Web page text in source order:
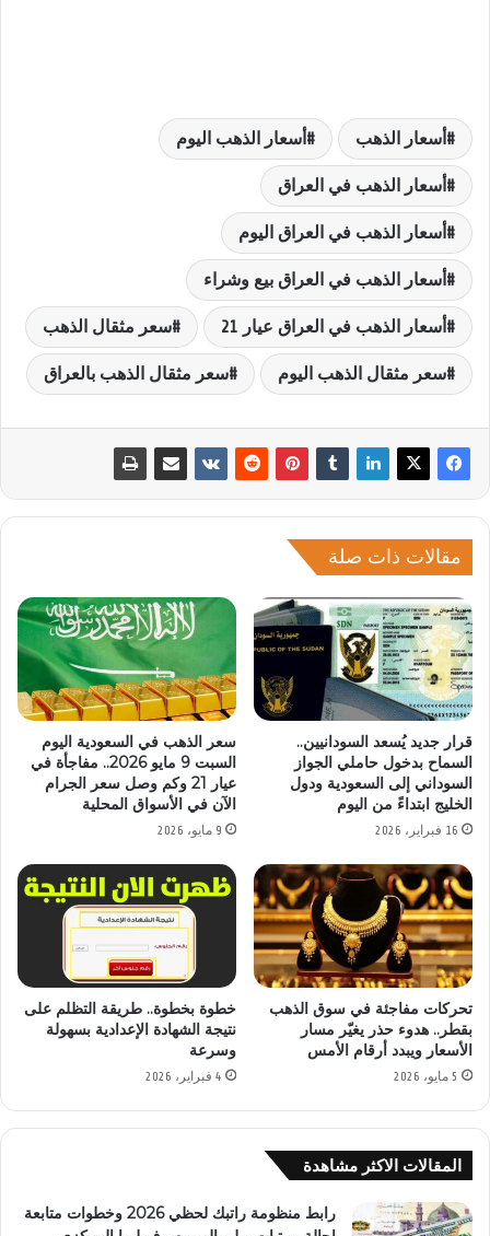
أسعار الذهب أسعار الذهب اليوم
أسعار الذهب في العراق
أسعار الذهب في العراق اليوم
أسعار الذهب في العراق بيع وشراء
أسعار الذهب في العراق عيار 21 سعر مثقال الذهب
سعر مثقال الذهب اليوم سعر مثقال الذهب بالعراق
مقالات ذات صلة
قرار جديد يُسعد السودانيين..
السماح بدخول حاملي الجواز
السوداني إلى السعودية ودول
الخليج ابتداءً من اليوم
16 فبراير، 2026
سعر الذهب في السعودية اليوم
السبت 9 مايو 2026.. مفاجأة في
عيار 21 وكم وصل سعر الجرام
الآن في الأسواق المحلية
9 مايو، 2026
تحركات مفاجئة في سوق الذهب
بقطر.. هدوء حذر يغيّر مسار
الأسعار ويبدد أرقام الأمس
5 مايو، 2026
خطوة بخطوة.. طريقة التظلم على
نتيجة الشهادة الإعدادية بسهولة
وسرعة
4 فبراير، 2026
المقالات الاكثر مشاهدة
رابط منظومة راتبك لحظي 2026 وخطوات متابعة